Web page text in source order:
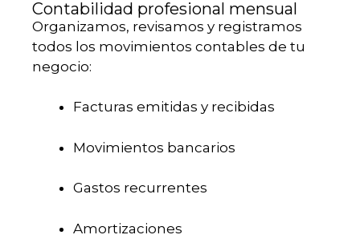
Contabilidad profesional mensual
Organizamos, revisamos y registramos
todos los movimientos contables de tu
negocio:
Facturas emitidas y recibidas
Movimientos bancarios
Gastos recurrentes
Amortizaciones